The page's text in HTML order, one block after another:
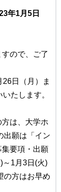
年1月5日
ので、ご了
日（月）ま
たします。
は、大学ホ
出願は「イン
要項・出願
～1月3日(火)
の方はお早め